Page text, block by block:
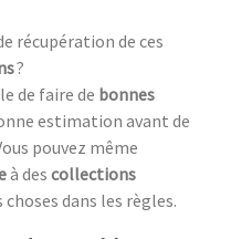
récupération de ces
?
de faire de bonnes
estimation avant de
pouvez même
à des collections
dans les règles.